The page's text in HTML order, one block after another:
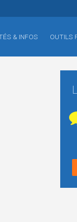
& INFOS OUTILS